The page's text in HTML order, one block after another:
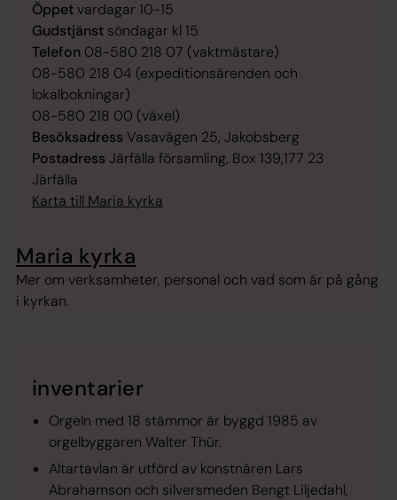
Öppetvardagar 10-15
Gudstjänst söndagar kl 15
Telefon 08-580 218 07 (vaktmästare)
08-580 218 04 (expeditionsärenden och
lokalbokningar)
08-580 218 00 (växel)
Besöksadress Vasavägen 25, Jakobsberg
Postadress Järfälla församling, Box 139,177 23
Järfälla
Karta till Maria kyrka
Maria kyrka
Mer om verksamheter, personal och vad som är på gång
i kyrkan.
inventarier
Orgeln med 18 stämmor är byggd 1985 av
orgelbyggaren Walter Thür.
Altartavlan är utförd av konstnären Lars
Abrahamson och silversmeden Bengt Liljedahl,